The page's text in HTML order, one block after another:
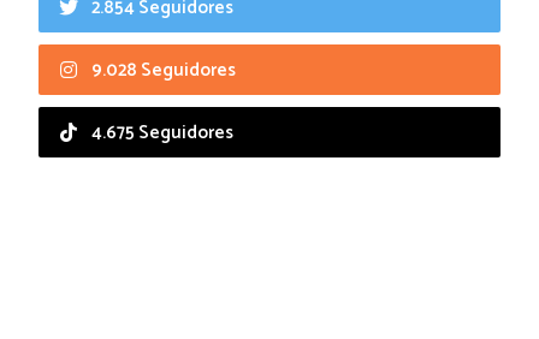
2.854 Seguidores
9.028 Seguidores
4.675 Seguidores